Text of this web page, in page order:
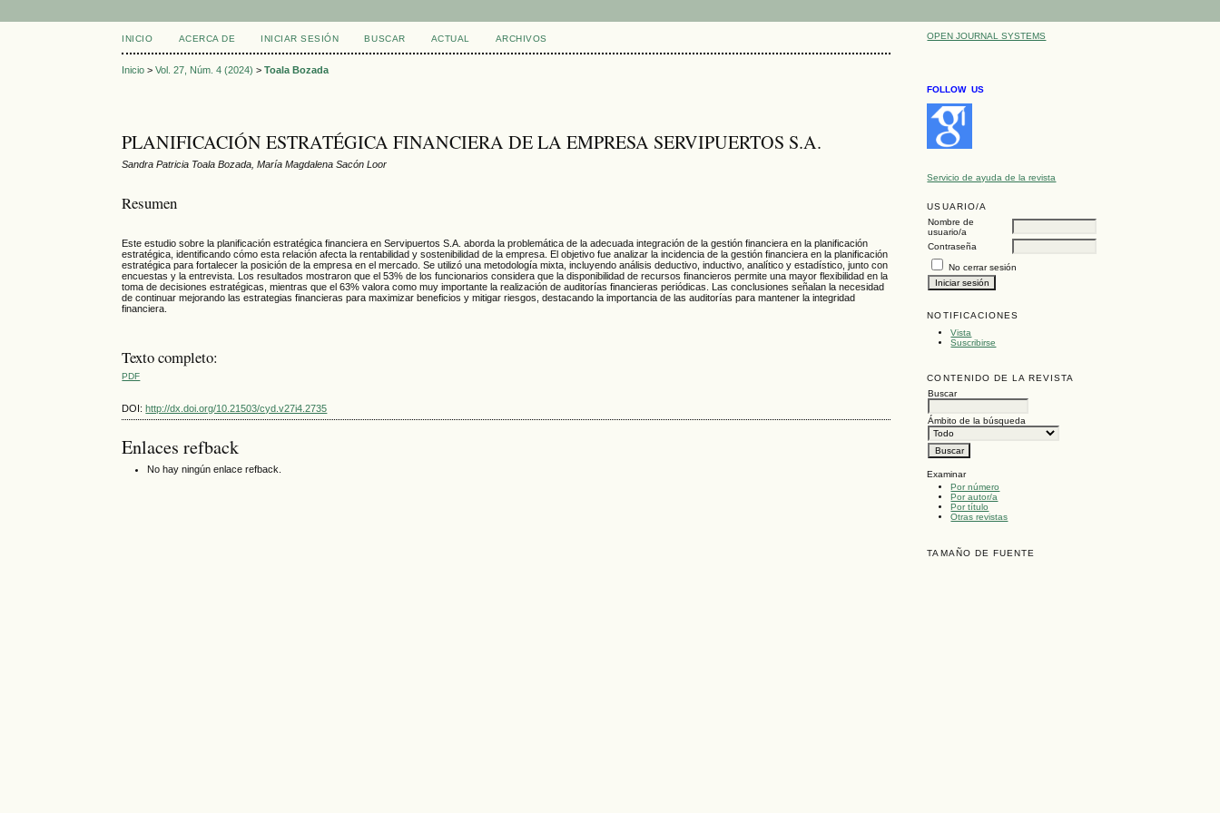
OPEN JOURNAL SYSTEMS
FOLLOW US
Servicio de ayuda de la revista
USUARIO/A
Nombre de
usuario/a
Contraseña
No cerrar sesión
NOTIFICACIONES
Vista
Suscribirse
CONTENIDO DE LA REVISTA
Buscar
Ámbito de la búsqueda
Examinar
Por número
Por autor/a
Por título
Otras revistas
TAMAÑO DE FUENTE
INICIO ACERCA DE INICIAR SESIÓN BUSCAR ACTUAL ARCHIVOS
Inicio >Vol. 27, Núm. 4 (2024) >Toala Bozada
PLANIFICACIÓN ESTRATÉGICA FINANCIERA DE LA EMPRESA SERVIPUERTOS S.A.
Sandra Patricia Toala Bozada, María Magdalena Sacón Loor
Resumen
Este estudio sobre la planificación estratégica financiera en Servipuertos S.A. aborda la problemática de la adecuada integración de la gestión financiera en la planificación
estratégica, identificando cómo esta relación afecta la rentabilidad y sostenibilidad de la empresa. El objetivo fue analizar la incidencia de la gestión financiera en la planificación
estratégica para fortalecer la posición de la empresa en el mercado. Se utilizó una metodología mixta, incluyendo análisis deductivo, inductivo, analítico y estadístico, junto con
encuestas y la entrevista. Los resultados mostraron que el 53% de los funcionarios considera que la disponibilidad de recursos financieros permite una mayor flexibilidad en la
toma de decisiones estratégicas, mientras que el 63% valora como muy importante la realización de auditorías financieras periódicas. Las conclusiones señalan la necesidad
de continuar mejorando las estrategias financieras para maximizar beneficios y mitigar riesgos, destacando la importancia de las auditorías para mantener la integridad
financiera.
Texto completo:
PDF
DOI:http://dx.doi.org/10.21503/cyd.v27i4.2735
Enlaces refback
No hay ningún enlace refback.